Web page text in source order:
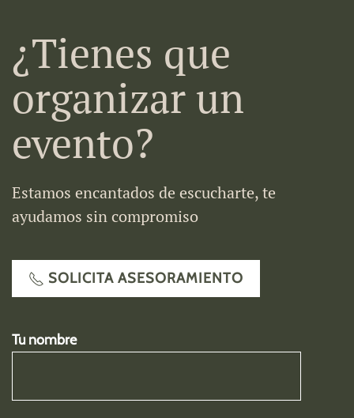
¿Tienes que
organizar un
evento?
Estamos encantados de escucharte, te
ayudamos sin compromiso
SOLICITA ASESORAMIENTO
Tu nombre